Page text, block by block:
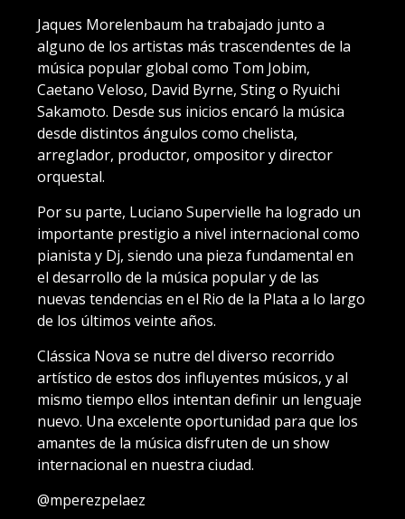
Jaques Morelenbaum ha trabajado junto a
alguno de los artistas más trascendentes de la
música popular global como Tom Jobim,
Caetano Veloso, David Byrne, Sting o Ryuichi
Sakamoto. Desde sus inicios encaró la música
desde distintos ángulos como chelista,
arreglador, productor, ompositor y director
orquestal.
Por su parte, Luciano Supervielle ha logrado un
importante prestigio a nivel internacional como
pianista y Dj, siendo una pieza fundamental en
el desarrollo de la música popular y de las
nuevas tendencias en el Rio de la Plata a lo largo
de los últimos veinte años.
Clássica Nova se nutre del diverso recorrido
artístico de estos dos influyentes músicos, y al
mismo tiempo ellos intentan definir un lenguaje
nuevo. Una excelente oportunidad para que los
amantes de la música disfruten de un show
internacional en nuestra ciudad.
@mperezpelaez